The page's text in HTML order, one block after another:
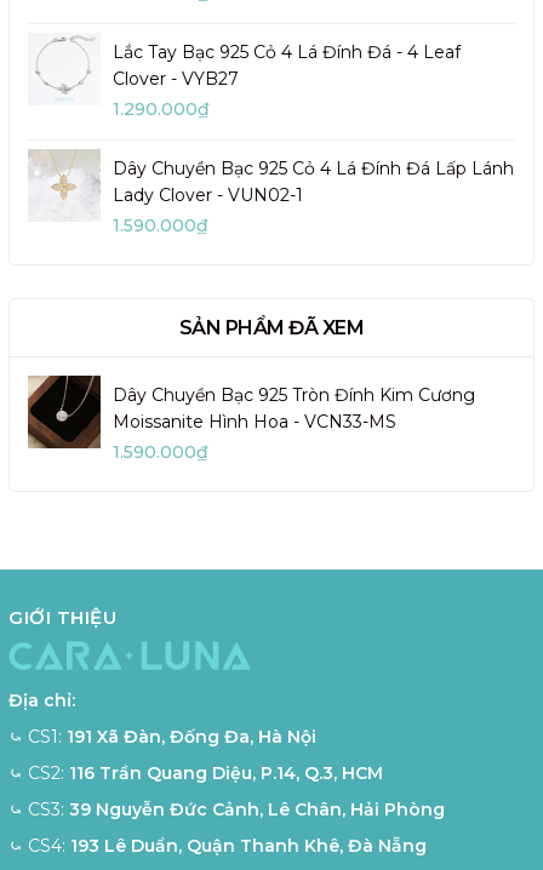
Lắc Tay Bạc 925 Cỏ 4 Lá Đính Đá - 4 Leaf
Clover - VYB27
1.290.000₫
Dây Chuyền Bạc 925 Cỏ 4 Lá Đính Đá Lấp Lánh
Lady Clover - VUN02-1
1.590.000₫
SẢN PHẨM ĐÃ XEM
Dây Chuyền Bạc 925 Tròn Đính Kim Cương
Moissanite Hình Hoa - VCN33-MS
1.590.000₫
GIỚI THIỆU
Địa chỉ:
⤿ CS1: 191 Xã Đàn, Đống Đa, Hà Nội
⤿ CS2: 116 Trần Quang Diệu, P.14, Q.3, HCM
⤿ CS3: 39 Nguyễn Đức Cảnh, Lê Chân, Hải Phòng
⤿ CS4: 193 Lê Duẩn, Quận Thanh Khê, Đà Nẵng